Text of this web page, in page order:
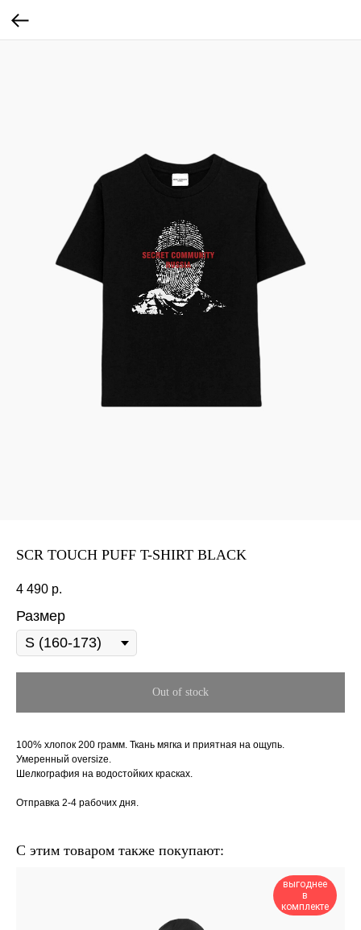
SCR TOUCH PUFF T-SHIRT BLACK
4 490 р.
Размер
Out of stock
100% хлопок 200 грамм. Ткань мягка и приятная на ощупь.
Умеренный oversize.
Шелкография на водостойких красках.
Отправка 2-4 рабочих дня.
С этим товаром также покупают:
выгоднее
в
комплекте